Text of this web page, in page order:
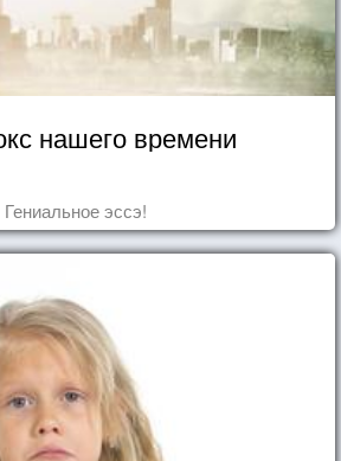
нашего времени
Гениальное эссэ!